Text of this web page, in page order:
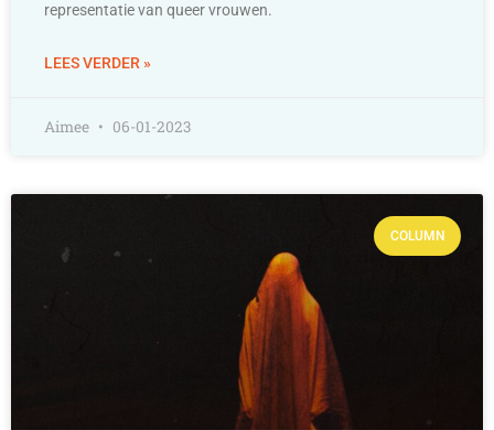
representatie van queer vrouwen.
LEES VERDER »
Aimee 06-01-2023
COLUMN